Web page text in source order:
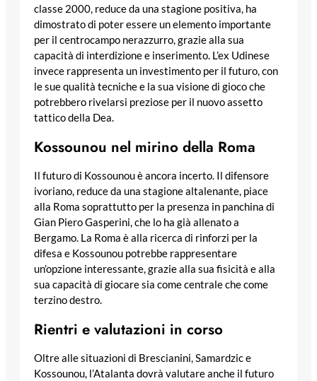
classe 2000, reduce da una stagione positiva, ha
dimostrato di poter essere un elemento importante
per il centrocampo nerazzurro, grazie alla sua
capacità di interdizione e inserimento. L’ex Udinese
invece rappresenta un investimento per il futuro, con
le sue qualità tecniche e la sua visione di gioco che
potrebbero rivelarsi preziose per il nuovo assetto
tattico della Dea.
Kossounou nel mirino della Roma
Il futuro di Kossounou è ancora incerto. Il difensore
ivoriano, reduce da una stagione altalenante, piace
alla Roma soprattutto per la presenza in panchina di
Gian Piero Gasperini, che lo ha già allenato a
Bergamo. La Roma è alla ricerca di rinforzi per la
difesa e Kossounou potrebbe rappresentare
un’opzione interessante, grazie alla sua fisicità e alla
sua capacità di giocare sia come centrale che come
terzino destro.
Rientri e valutazioni in corso
Oltre alle situazioni di Brescianini, Samardzic e
Kossounou, l’Atalanta dovrà valutare anche il futuro